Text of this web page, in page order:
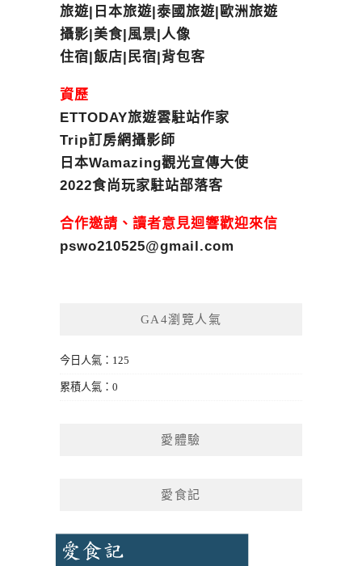
旅遊|日本旅遊|泰國旅遊|歐洲旅遊
攝影|美食|風景|人像
住宿|飯店|民宿|背包客
資歷
ETTODAY旅遊雲駐站作家
Trip訂房網攝影師
日本Wamazing觀光宣傳大使
2022食尚玩家駐站部落客
合作邀請、讀者意見迴響歡迎來信
pswo210525@gmail.com
GA4瀏覽人氣
今日人氣：125
累積人氣：0
愛體驗
愛食記